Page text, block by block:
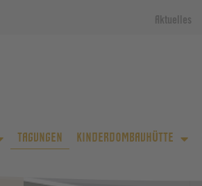
Aktuelles
TAGUNGEN KINDERDOMBAUHÜTTE